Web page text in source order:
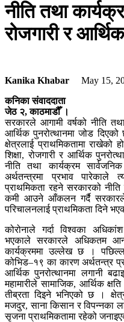
नीति तथा
रोजगारी र
Kanika Khabar May 15,
कनिका संवाददाता
जेठ २, काठमाडौँ ।
सरकारले आगामी वर्षको नीति
आर्थिक पुनरोत्थानमा जोड
क्षेत्रलाई प्राथमिकतामा राखेको
शिक्षा, रोजगारी र आर्थिक
नीति तथा कार्यक्रम
अर्थतन्त्रमा प्रभाव पारेकाले
प्राथमिकता रहने सरकारको
कमी आउने आँकलन गर्दै सरकारले
परिचालनलाई प्राथमिकता दिने
कोरोनाले गर्दा विश्वका
भएकाले सरकारले अधिकतम
कार्यक्रममा उल्लेख छ ।
कोभिड–१९ का कारण अर्थतन्त्र
आर्थिक पुनरोत्थानमा लगानी
महामारीले सामाजिक, आर्थिक
तीब्रता दिइने भनिएको छ ।
मजदुर, साना किसान र विपन्नका
सृजना प्राथमिकतामा रहेको